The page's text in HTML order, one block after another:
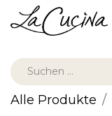
Alle Produkte